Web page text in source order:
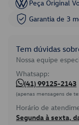
Peça Original
Garantia de 3
Tem dúvidas
Nossa equipe
Whatsapp:
(41) 99125-2143
(apenas mensagens de
Horário de
Segunda à sexta,